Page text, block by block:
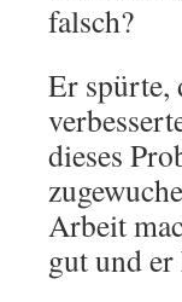
falsch?
Er spürte,
dieses
Arbeit
gut und er